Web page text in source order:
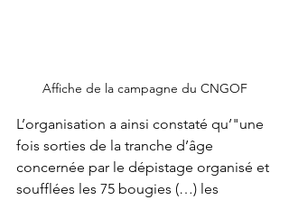
Affiche de la campagne du CNGOF
L’organisation a ainsi constaté qu’"une
fois sorties de la tranche d’âge
concernée par le dépistage organisé et
soufflées les 75 bougies (…) les